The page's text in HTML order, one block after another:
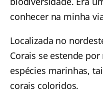
conhecer na minha
Localizada no
Corais se estende
espécies marinhas,
corais coloridos.